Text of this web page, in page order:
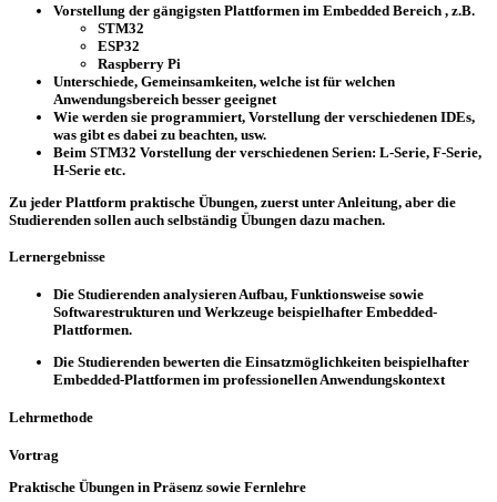
Vorstellung der gängigsten Plattformen im Embedded Bereich , z.B.
STM32
ESP32
Raspberry Pi
Unterschiede, Gemeinsamkeiten, welche ist für welchen
Anwendungsbereich besser geeignet
Wie werden sie programmiert, Vorstellung der verschiedenen IDEs,
was gibt es dabei zu beachten, usw.
Beim STM32 Vorstellung der verschiedenen Serien: L-Serie, F-Serie,
H-Serie etc.
Zu jeder Plattform praktische Übungen, zuerst unter Anleitung, aber die
Studierenden sollen auch selbständig Übungen dazu machen.
Lernergebnisse
Die Studierenden analysieren Aufbau, Funktionsweise sowie
Softwarestrukturen und Werkzeuge beispielhafter Embedded-
Plattformen.
Die Studierenden bewerten die Einsatzmöglichkeiten beispielhafter
Embedded-Plattformen im professionellen Anwendungskontext
Lehrmethode
Vortrag
Praktische Übungen in Präsenz sowie Fernlehre